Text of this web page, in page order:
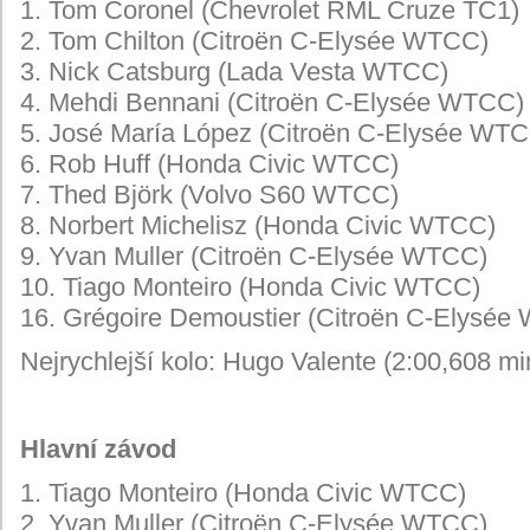
1. Tom Coronel (Chevrolet RML Cruze TC1)
2. Tom Chilton (Citroën C-Elysée WTCC)
3. Nick Catsburg (Lada Vesta WTCC)
4. Mehdi Bennani (Citroën C-Elysée WTCC)
5. José María López (Citroën C-Elysée
6. Rob Huff (Honda Civic WTCC)
7. Thed Björk (Volvo S60 WTCC)
8. Norbert Michelisz (Honda Civic WTCC)
9. Yvan Muller (Citroën C-Elysée WTCC)
10. Tiago Monteiro (Honda Civic WTCC)
16. Grégoire Demoustier (Citroën C-Elysée
Nejrychlejší kolo: Hugo Valente (2:00,608
Hlavní závod
1. Tiago Monteiro (Honda Civic WTCC)
2. Yvan Muller (Citroën C-Elysée WTCC)